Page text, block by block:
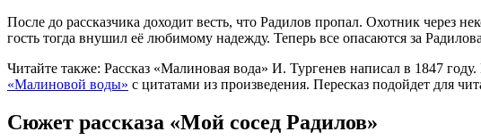
После до рассказчика доходит весть, что Радилов пропал. Охотник через
гость тогда внушил её любимому надежду. Теперь все опасаются за
Читайте также: Рассказ «Малиновая вода» И. Тургенев написал в 1847
«Малиновой воды» с цитатами из произведения. Пересказ подойдет для
Сюжет рассказа «Мой сосед Радилов»